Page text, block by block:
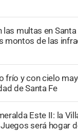
las multas en
montos de las
frío y con cielo
de Santa Fe
Este II: la
será hogar